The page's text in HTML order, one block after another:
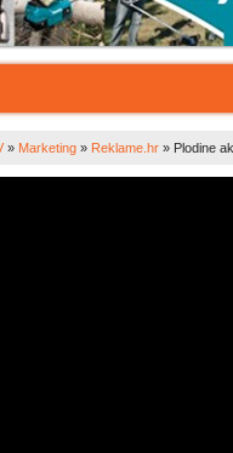
» Marketing » Reklame.hr » Plodine